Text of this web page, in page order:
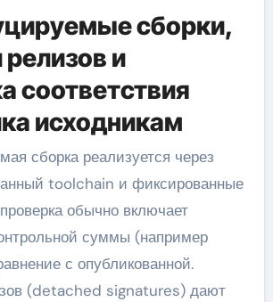
сборки,
и
соответствия
исходникам
сборка реализуется через
toolchain и фиксированные
обычно включает
суммы (например
с опубликованной.
(detached signatures) дают